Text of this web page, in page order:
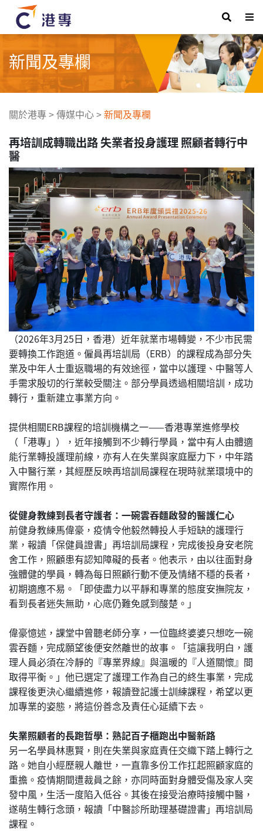
新聞及專欄
關於港專>傳媒中心>新聞及專欄
再培訓成轉職出路 失業者投身護理 照顧者轉行中
醫
（2026年3月25日，香港）近年就業市場轉變，不少市民需
要轉換工作跑道。僱員再培訓局（ERB）的課程成為部分失
業及中年人士重返職場的有效途徑，當中以護理、中醫等人
手需求殷切的行業較受關注。部分學員透過相關培訓，成功
轉行，重新建立事業方向。
提供相關ERB課程的培訓機構之一——香港專業進修學校
（「港專」），近年接觸到不少轉行學員，當中有人由體適
能行業轉投護理前線，亦有人在失業與家庭壓力下，中年踏
入中醫行業，其經歷反映再培訓局課程在現時就業環境中的
實際作用。
從健身教練到長者守護者：一碗雲吞麵啟發的醫護仁心
前健身教練馬偉豪，疫情令他毅然轉投人手短缺的護理行
業，報讀「保健員證書」再培訓局課程，完成後投身安老院
舍工作，照顧患有認知障礙的長者。他表示，由以往面對身
強體健的學員，轉為每日照顧行動不便及情緒不穩的長者，
初期適應不易。「即使盡力以平靜和專業的態度安撫院友，
看到長者迷失無助，心底仍難免感到酸楚。」
偉豪憶述，課堂中曾聽老師分享，一位臨終婆婆只想吃一碗
雲吞麵，完成願望後便安然離世的故事。「這讓我明白，護
理人員必須在冷靜的『專業界線』與溫暖的『人道關懷』間
取得平衡。」他已選定了護理工作為自己的終生事業，完成
課程後更決心繼續進修，報讀登記護士訓練課程，希望以更
加專業的姿態，將這份善念及責任心延續下去。
失業照顧者的長跑哲學：熟記百子櫃跑出中醫新路
另一名學員林惠賢，則在失業與家庭責任交織下踏上轉行之
路。她自小經歷親人離世，一直靠多份工作扛起照顧家庭的
重擔。疫情期間遭裁員之餘，亦同時面對身體受傷及家人突
發中風，生活一度陷入低谷。其後在接受治療時接觸中醫，
遂萌生轉行念頭，報讀「中醫診所助理基礎證書」再培訓局
課程。